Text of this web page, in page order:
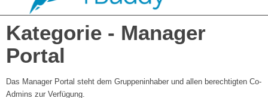
Kategorie - Manager
Portal
Das Manager Portal steht dem Gruppeninhaber und allen berechtigten Co-
Admins zur Verfügung.